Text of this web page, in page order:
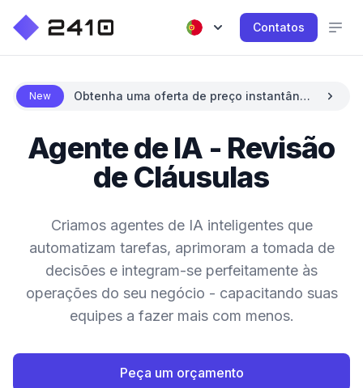
Contatos
New
Obtenha uma oferta de preço instantânea
Agente de IA - Revisão
de Cláusulas
Criamos agentes de IA inteligentes que
automatizam tarefas, aprimoram a tomada de
decisões e integram-se perfeitamente às
operações do seu negócio - capacitando suas
equipes a fazer mais com menos.
Peça um orçamento